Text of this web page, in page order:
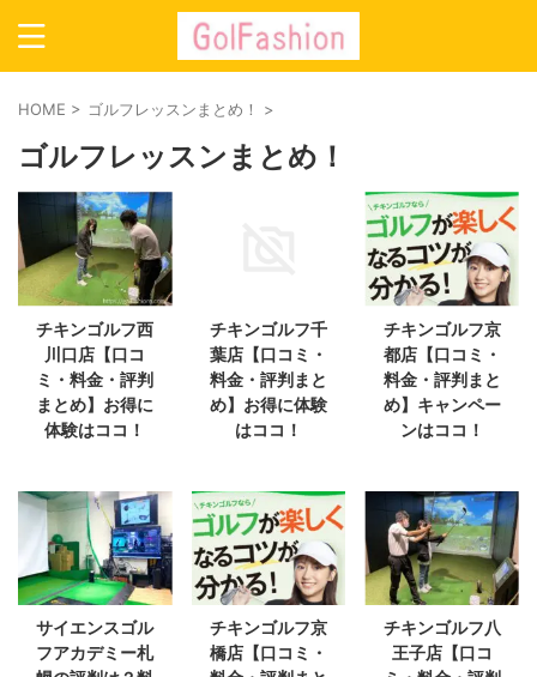
HOME > ゴルフレッスンまとめ！ >
ゴルフレッスンまとめ！
チキンゴルフ西
川口店【口コ
ミ・料金・評判
まとめ】お得に
体験はココ！
チキンゴルフ千
葉店【口コミ・
料金・評判まと
め】お得に体験
はココ！
チキンゴルフ京
都店【口コミ・
料金・評判まと
め】キャンペー
ンはココ！
サイエンスゴル
フアカデミー札
チキンゴルフ京
橋店【口コミ・
チキンゴルフ八
王子店【口コ